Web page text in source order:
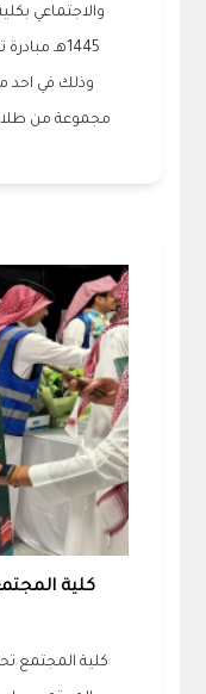
1445هـ
وذلك في احد
مجموعة من
كلية